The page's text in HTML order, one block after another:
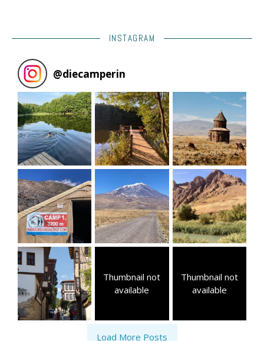
INSTAGRAM
@diecamperin
Thumbnail not
available
Thumbnail not
available
Load More Posts